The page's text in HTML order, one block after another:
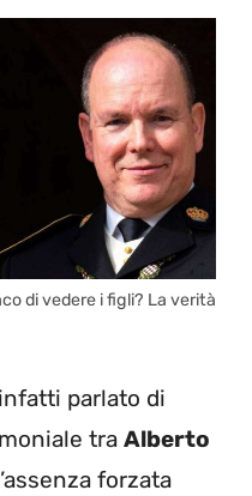
di vedere i figli? La verità
parlato di
tra Alberto
forzata